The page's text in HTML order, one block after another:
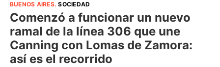
BUENOS AIRES.SOCIEDAD
Comenzó a funcionar un nuevo
ramal de la línea 306 que une
Canning con Lomas de Zamora:
así es el recorrido